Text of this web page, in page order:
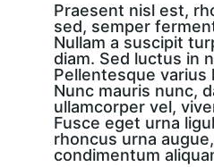
Praesent nisl est,
sed, semper
Nullam a suscipit
diam. Sed luctus in
Pellentesque varius
Nunc mauris nunc,
ullamcorper vel,
Fusce eget urna
rhoncus urna
condimentum